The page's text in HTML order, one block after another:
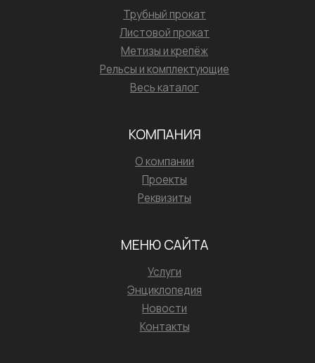
Трубный прокат
Листовой прокат
Метизы и крепёж
Рельсы и комплектующие
Весь каталог
КОМПАНИЯ
О компании
Проекты
Реквизиты
МЕНЮ САЙТА
Услуги
Энциклопедия
Новости
Контакты